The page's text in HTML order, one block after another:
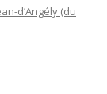
d’Angély (du